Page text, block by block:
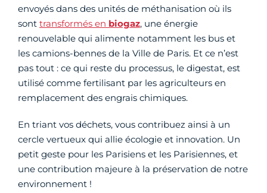
envoyés dans des unités de méthanisation où ils
sont transformés en biogaz, une énergie
renouvelable qui alimente notamment les bus et
les camions-bennes de la Ville de Paris. Et ce n’est
pas tout : ce qui reste du processus, le digestat, est
utilisé comme fertilisant par les agriculteurs en
remplacement des engrais chimiques.
En triant vos déchets, vous contribuez ainsi à un
cercle vertueux qui allie écologie et innovation. Un
petit geste pour les Parisiens et les Parisiennes, et
une contribution majeure à la préservation de notre
environnement !